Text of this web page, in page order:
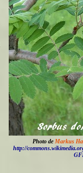
Photo de Markus
http://